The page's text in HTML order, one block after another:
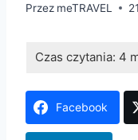
Przez meTRAVEL
Facebook